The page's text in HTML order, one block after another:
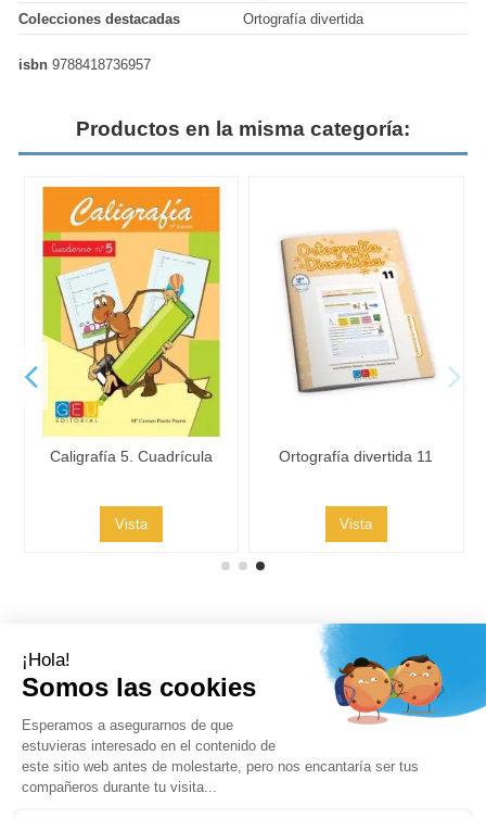
Colecciones destacadas
Ortografía divertida
isbn 9788418736957
Productos en la misma categoría:
Caligrafía 5. Cuadrícula
Vista
Ortografía divertida 11
Vista
Síguenos